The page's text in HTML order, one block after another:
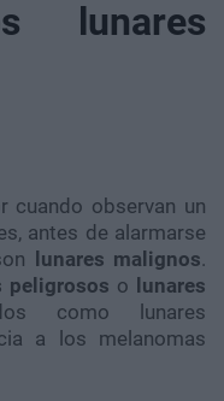
lunares
cuando observan un
antes de alarmarse
lunares malignos.
peligrosos o lunares
como lunares
a los melanomas